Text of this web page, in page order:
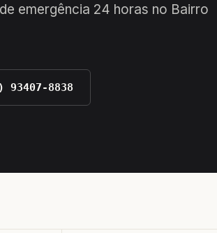
emergência 24 horas no Bairro
93407-8838